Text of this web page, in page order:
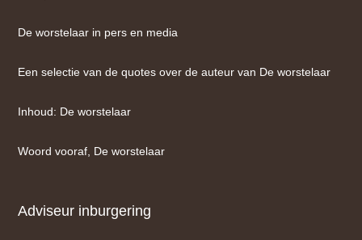
De worstelaar in pers en media
Een selectie van de quotes over de auteur van De worstelaar
Inhoud: De worstelaar
Woord vooraf, De worstelaar
Adviseur inburgering